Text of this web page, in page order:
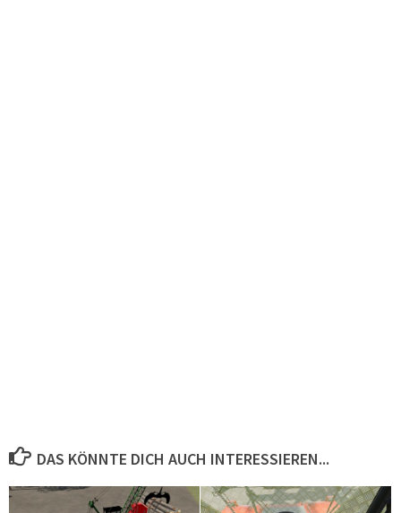
DAS KÖNNTE DICH AUCH INTERESSIEREN...